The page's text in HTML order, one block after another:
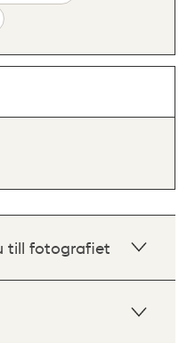
till fotografiet